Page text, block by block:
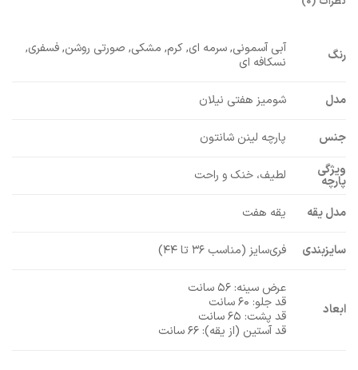
رنگ
آبی آسمونی, سرمه ای, کرم, مشکی, صورتی روشن, فسفری,
نسکافه ای
مدل شومیز هفتی نیلان
جنس
پارچه لینن شانتون
ویژگی
پارچه لطیف، خنک و راحت
مدل یقه یقه هفت
سایزبندی فری‌سایز (مناسب ۳۶ تا ۴۴)
ابعاد
عرض سینه: ۵۶ سانت
قد جلو: ۶۰ سانت
قد پشت: ۶۵ سانت
قد آستین (از یقه): ۶۶ سانت